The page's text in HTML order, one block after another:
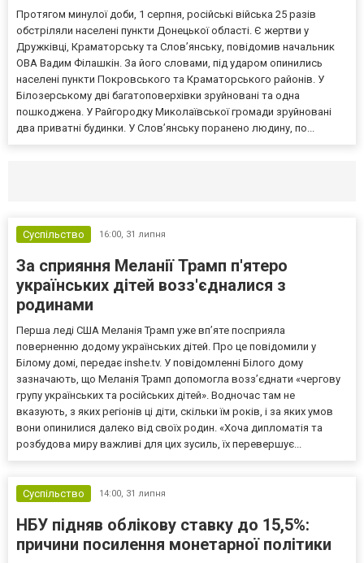
Протягом минулої доби, 1 серпня, російські війська 25 разів
обстріляли населені пункти Донецької області. Є жертви у
Дружківці, Краматорську та Слов’янську, повідомив начальник
ОВА Вадим Філашкін. За його словами, під ударом опинились
населені пункти Покровського та Краматорського районів. У
Білозерському дві багатоповерхівки зруйновані та одна
пошкоджена. У Райгородку Миколаївської громади зруйновані
два приватні будинки. У Слов’янську поранено людину, по...
Суспільство 16:00, 31 липня
За сприяння Меланії Трамп п'ятеро
українських дітей возз'єдналися з
родинами
Перша леді США Меланія Трамп уже впʼяте посприяла
поверненню додому українських дітей. Про це повідомили у
Білому домі, передає inshe.tv. У повідомленні Білого дому
зазначають, що Меланія Трамп допомогла возз’єднати «чергову
групу українських та російських дітей». Водночас там не
вказують, з яких регіонів ці діти, скільки їм років, і за яких умов
вони опинилися далеко від своїх родин. «Хоча дипломатія та
розбудова миру важливі для цих зусиль, їх перевершує...
Суспільство 14:00, 31 липня
НБУ підняв облікову ставку до 15,5%:
причини посилення монетарної політики